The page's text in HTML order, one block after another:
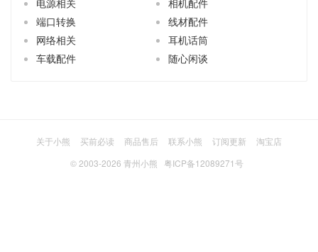
电源相关
相机配件
端口转换
线材配件
网络相关
耳机话筒
车载配件
随心闲谈
关于小熊 买前必读 商品售后 联系小熊 订阅更新
淘宝店
© 2003-2026 青州小熊 粤ICP备12089271号